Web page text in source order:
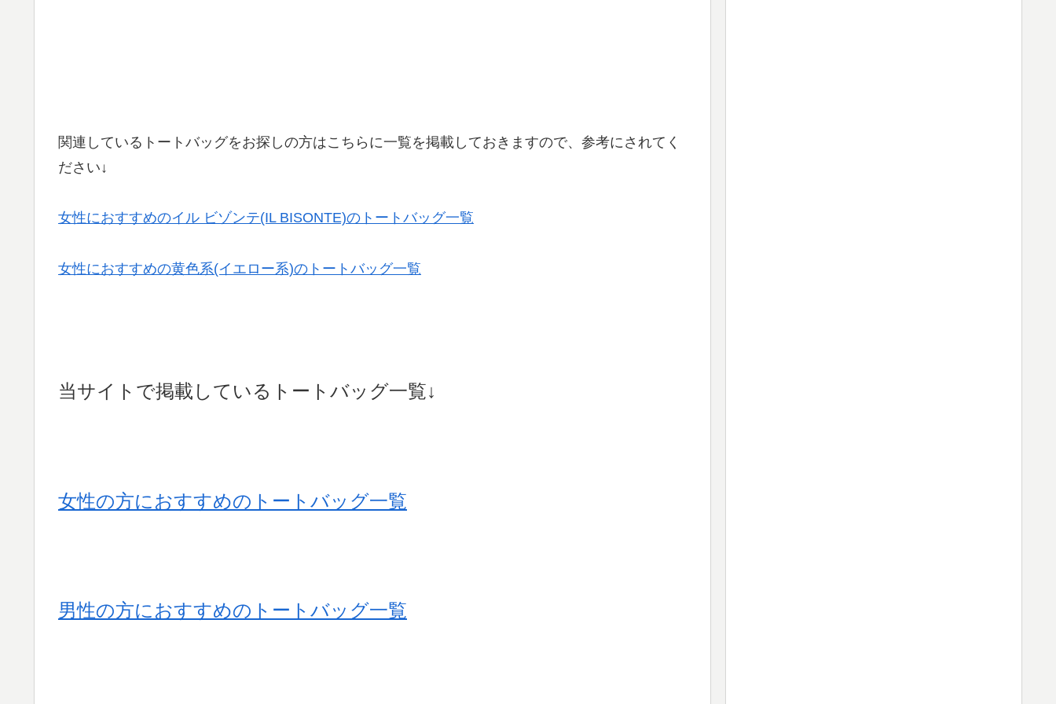
関連しているトートバッグをお探しの方はこちらに一覧を掲載しておきますので、参考にされてく
ださい↓
女性におすすめのイル ビゾンテ(IL BISONTE)のトートバッグ一覧
女性におすすめの黄色系(イエロー系)のトートバッグ一覧
当サイトで掲載しているトートバッグ一覧↓
女性の方におすすめのトートバッグ一覧
男性の方におすすめのトートバッグ一覧